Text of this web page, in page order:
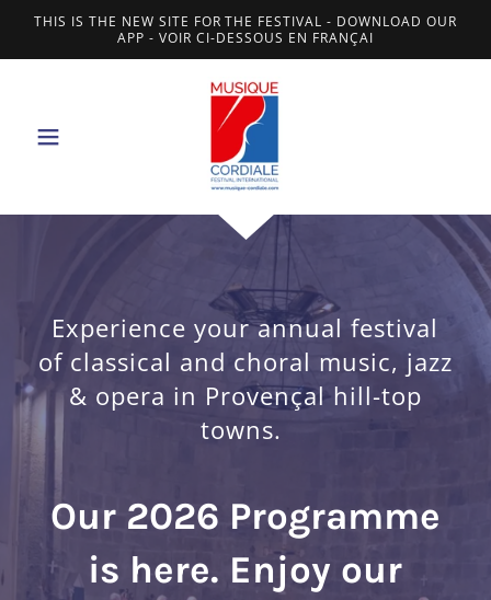
THIS IS THE NEW SITE FOR THE FESTIVAL - DOWNLOAD OUR
APP - VOIR CI-DESSOUS EN FRANÇAI
Experience your annual festival
of classical and choral music, jazz
& opera in Provençal hill-top
towns.
Our 2026 Programme
is here. Enjoy our